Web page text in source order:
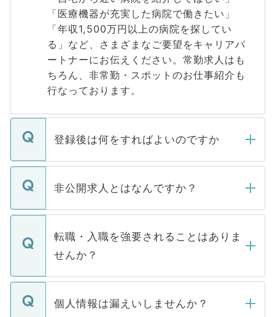
「医療機器が充実した病院で働きたい」
「年収1,500万円以上の病院を探してい
る」など、さまざまなご要望をキャリアパ
ートナーにお伝えください。常勤求人はも
ちろん、非常勤・スポットのお仕事紹介も
行なっております。
登録後は何をすればよいのですか
ご登録いただきましたら、弊社担当者がご
登録内容を確認し、その後メールもしくは
ます。通常、5営業日以内にはご連絡をせて
いただきますので、しばらくお待ちくださ
い。
非公開求人とはなんですか？
マイナビDOCTORで取り扱っている求人の
うち約3割は、Webサイトからご覧いただ
けない「非公開求人」です。非公開求人は
下記の理由によって、一般には公開してい
ません。
■応募殺到を避けるため 人気のある医療機
転職・入職を強要されることはありま
せんか？
転職・入職を強要することは一切ありませ
ん。また、仮に応募先から内定をいただい
個人情報は漏えいしませんか？